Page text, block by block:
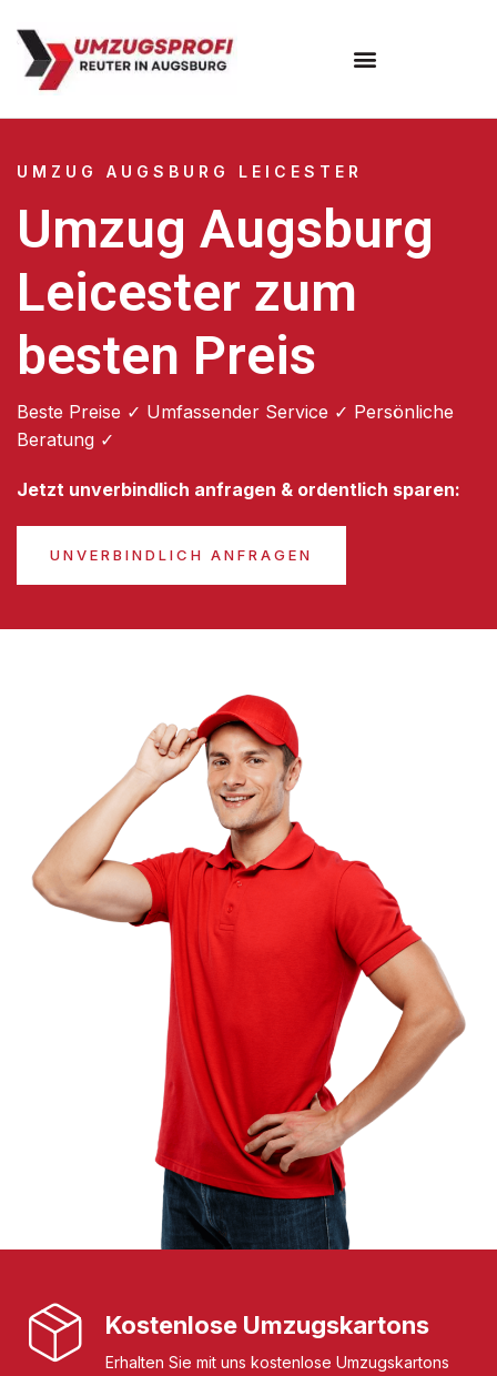
UMZUG AUGSBURG LEICESTER
Umzug Augsburg
Leicester zum
besten Preis
Beste Preise ✓ Umfassender Service ✓ Persönliche
Beratung ✓
Jetzt unverbindlich anfragen & ordentlich sparen:
UNVERBINDLICH ANFRAGEN
Kostenlose Umzugskartons
Erhalten Sie mit uns kostenlose Umzugskartons